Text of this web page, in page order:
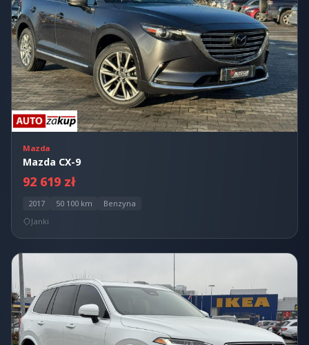
Mazda
Mazda CX-9
92 619 zł
2017 50 100 km
Benzyna
Janki